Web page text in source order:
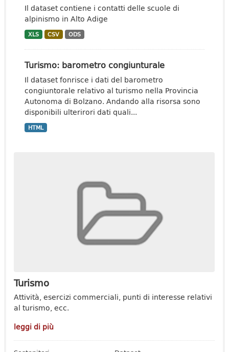
Turismo
Attività, esercizi commerciali, punti di interesse relativi
al turismo, ecc.
leggi di più
Il dataset contiene i contatti delle scuole di
alpinismo in Alto Adige
XLS CSV ODS
Turismo: barometro congiunturale
Il dataset fonrisce i dati del barometro
congiuntorale relativo al turismo nella Provincia
Autonoma di Bolzano. Andando alla risorsa sono
disponibili ulterirori dati quali...
HTML